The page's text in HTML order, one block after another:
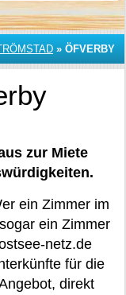
» ÖFVERBY
zur Miete
ein Zimmer im
ein Zimmer
netz.de
für die
direkt